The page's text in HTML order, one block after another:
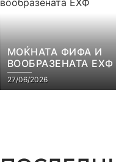
МОЌНАТА ФИФА И
ВООБРАЗЕНАТА ЕХФ
27/06/2026